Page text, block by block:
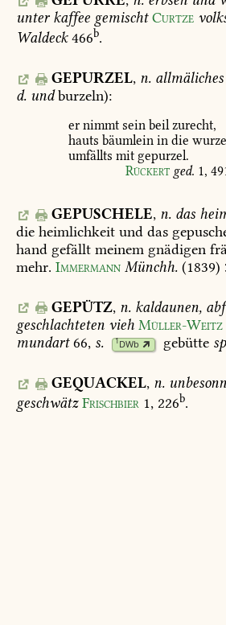
adv.
adv.
m.
n.
unterkaffee gemischt Curtze
Waldeck 466b.
GEPURZEL, n. allmäliches
d. undburzeln):
er nimmt sein beilzurecht,
hauts bäumlein in die
umfällts mit gepurzel.
Rückert ged. 1,
GEPUSCHELE, n. das
die heimlichkeit und das
hand gefällt meinem gnädigen
mehr. Immermann Münchh. (1839)
GEPÜTZ, n. kaldaunen,
geschlachteten vieh Müller-Weitz
mundart 66, s. 1DWb gebütte
GEQUACKEL, n.
geschwätz Frischbier 1, 226b.